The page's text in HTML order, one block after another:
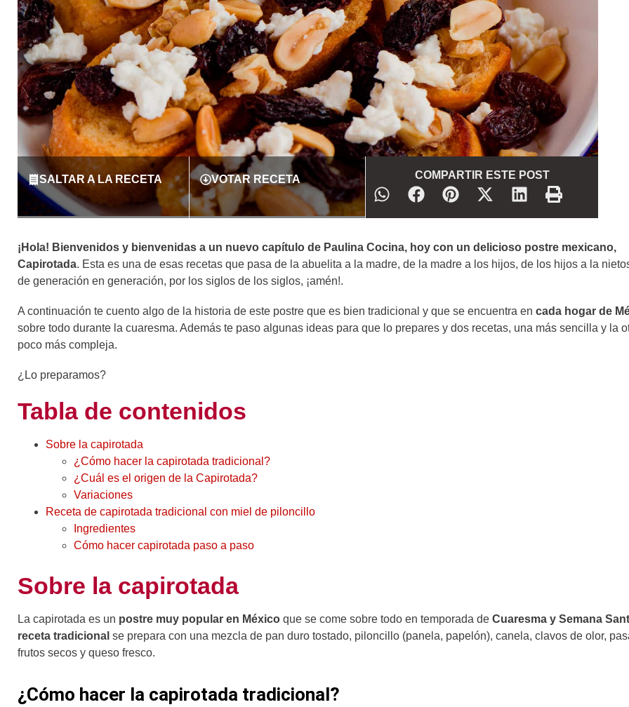
SALTAR A LA RECETA VOTAR RECETA COMPARTIR ESTE POST
¡Hola! Bienvenidos y bienvenidas a un nuevo capítulo de Paulina Cocina, hoy con un delicioso postre mexicano,
Capirotada. Esta es una de esas recetas que pasa de la abuelita a la madre, de la madre a los hijos, de los hijos a la
de generación en generación, por los siglos de los siglos, ¡amén!.
A continuación te cuento algo de la historia de este postre que es bien tradicional y que se encuentra en cada hogar de
sobre todo durante la cuaresma. Además te paso algunas ideas para que lo prepares y dos recetas, una más sencilla y la
poco más compleja.
¿Lo preparamos?
Tabla de contenidos
Sobre la capirotada
¿Cómo hacer la capirotada tradicional?
¿Cuál es el origen de la Capirotada?
Variaciones
Receta de capirotada tradicional con miel de piloncillo
Ingredientes
Cómo hacer capirotada paso a paso
Sobre la capirotada
La capirotada es un postre muy popular en México que se come sobre todo en temporada de Cuaresma y Semana
receta tradicional se prepara con una mezcla de pan duro tostado, piloncillo (panela, papelón), canela, clavos de olor,
frutos secos y queso fresco.
¿Cómo hacer la capirotada tradicional?